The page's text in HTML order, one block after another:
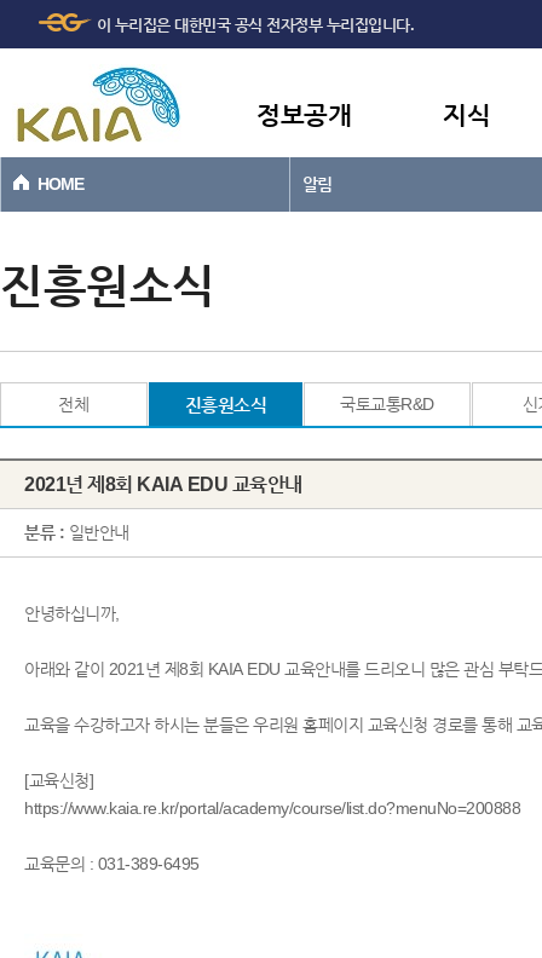
본문바로가기
이 누리집은 대한민국 공식 전자정부 누리집입니다.
정보공개 지식
HOME 알림
진흥원소식
전체 진흥원소식 국토교통R&D 신
2021년 제8회 KAIA EDU 교육안내
분류 : 일반안내
안녕하십니까,
아래와 같이 2021년 제8회 KAIA EDU 교육안내를 드리오니 많은 관심 부탁
교육을 수강하고자 하시는 분들은 우리원 홈페이지 교육신청 경로를 통해 교
[교육신청]
https://www.kaia.re.kr/portal/academy/course/list.do?menuNo=200888
교육문의 : 031-389-6495